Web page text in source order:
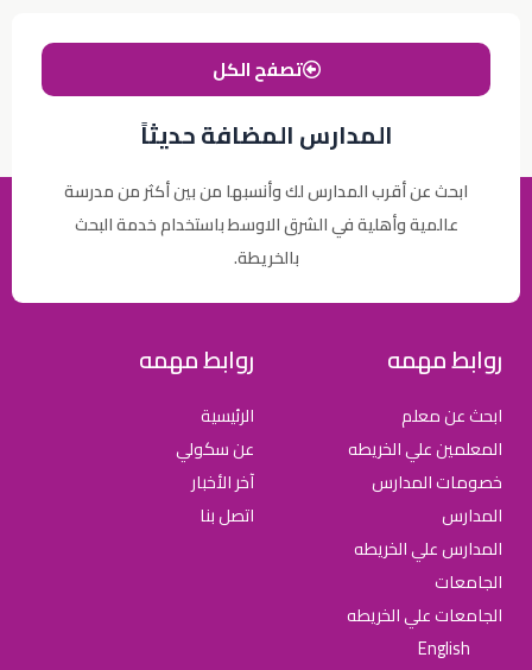
المدارس المضافة حديثاً
ابحث عن أقرب المدارس لك وأنسبها من بين أكثر من مدرسة
عالمية وأهلية في الشرق الاوسط باستخدام خدمة البحث
بالخريطة.
تصفح الكل
روابط مهمه
ابحث عن معلم
المعلمين علي الخريطه
خصومات المدارس
المدارس
المدارس علي الخريطه
الجامعات
الجامعات علي الخريطه
English
روابط مهمه
الرئيسية
عن سكولي
آخر الأخبار
اتصل بنا